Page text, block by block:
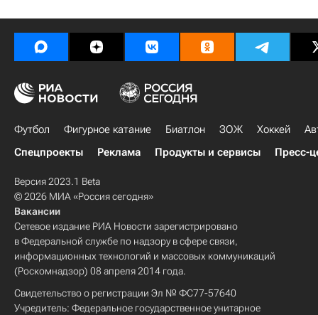
Футбол Фигурное катание Биатлон ЗОЖ Хоккей
Спецпроекты
Реклама Продукты и сервисы Пресс-
Версия 2023.1 Beta
© 2026 МИА «Россия сегодня»
Вакансии
Сетевое издание РИА Новости зарегистрировано
в Федеральной службе по надзору в сфере связи,
информационных технологий и массовых коммуникаций
(Роскомнадзор) 08 апреля 2014 года.
Свидетельство о регистрации Эл № ФС77-57640
Учредитель: Федеральное государственное унитарное